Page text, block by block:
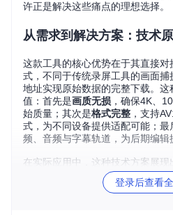
许正是解决这些痛点的理想选择。
从需求到解决方案：技术
这款工具的核心优势在于其直接
式，不同于传统录屏工具的画面
地址实现原始数据的完整下载。
值：首先是画质无损 ，确保4K、
始质量；其次是格式完整 ，支持
式，为不同设备提供适配可能；最
频、音频与字幕轨道，为后期编辑
在实际应用中，这种技术方案展
个人学习资料库的用户，它解决
于内容创作者，它提供了高质量
登录后查看